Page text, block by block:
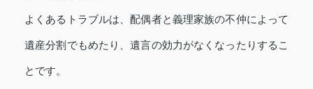
よくあるトラブルは、配偶者と義理家族の不仲によって
遺産分割でもめたり、遺言の効力がなくなったりするこ
とです。